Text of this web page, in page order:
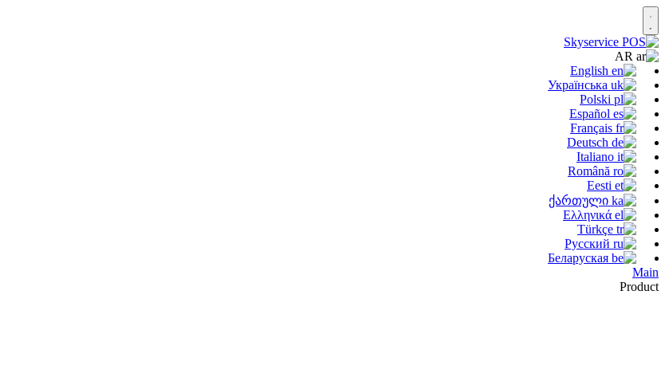
English
Українська
Polski
Español
Français
Deutsch
Italiano
Română
Eesti
ქართული
Ελληνικά
Türkçe
Русский
Беларуская
Main
Product